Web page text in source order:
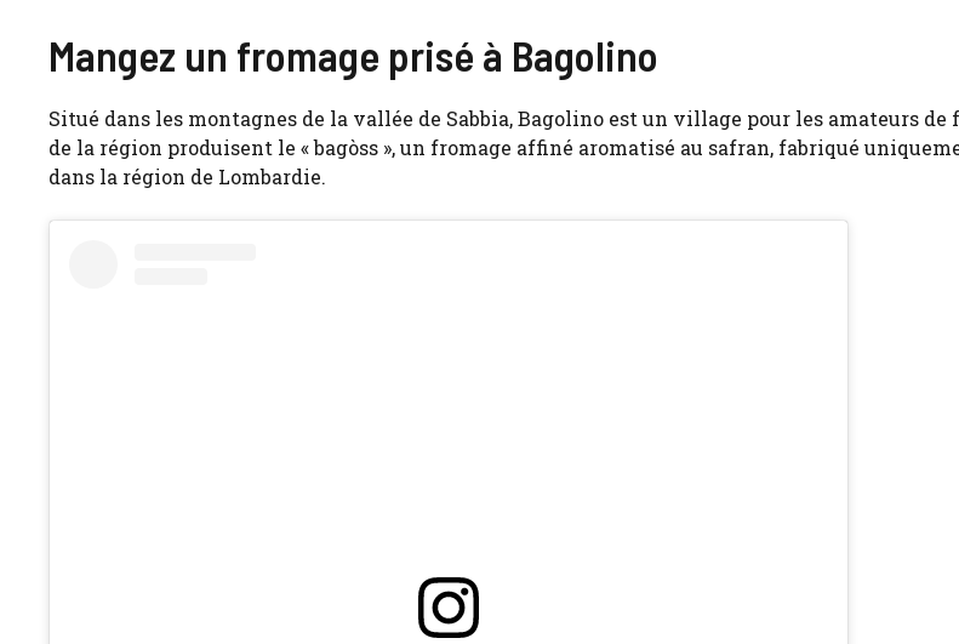
Mangez un fromage prisé à Bagolino
Situé dans les montagnes de la vallée de Sabbia, Bagolino est un village pour les amateurs
de la région produisent le « bagòss », un fromage affiné aromatisé au safran, fabriqué
dans la région de Lombardie.